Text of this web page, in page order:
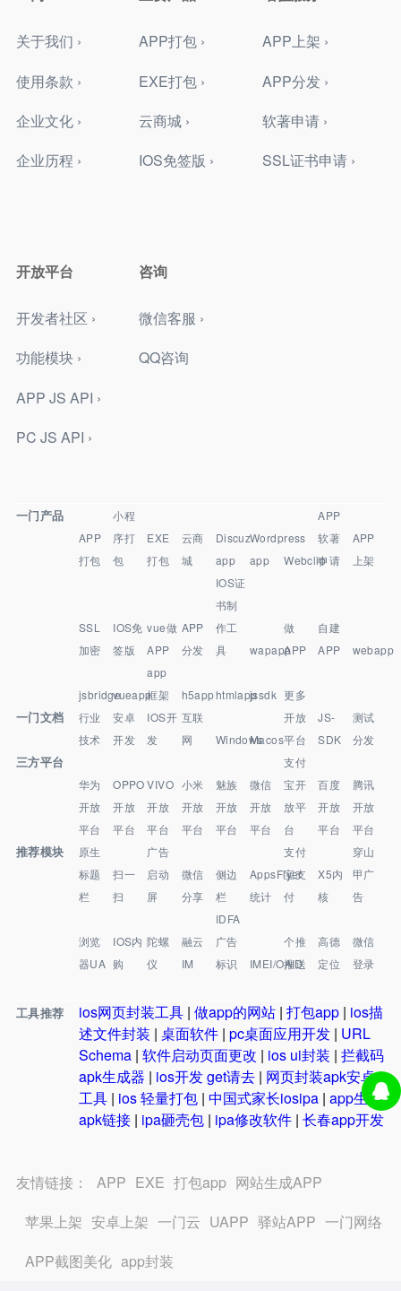
关于我们 ›
使用条款 ›
企业文化 ›
企业历程 ›
APP打包 ›
EXE打包 ›
云商城 ›
IOS免签版 ›
APP上架 ›
APP分发 ›
软著申请 ›
SSL证书申请 ›
开放平台
开发者社区 ›
功能模块 ›
APP JS API ›
PC JS API ›
咨询
微信客服 ›
QQ咨询
一门产品
APP
打包
小程
序打
包
EXE
打包
云商
城
Discuz
app
Wordpress
app
Webclip
APP
软著
申请
APP
上架
SSL
加密
IOS免
签版
vue做
APP
APP
分发
IOS证
书制
作工
具
wapapp
做
APP
自建
APP
webapp
jsbridgevueapp
app
框架
h5apphtmlappjssdk 更多
一门文档
行业
技术
安卓
开发
IOS开
发
互联
网
WindowsMacos
开放
平台
JS-
SDK
测试
分发
三方平台
华为
开放
平台
OPPO
开放
平台
VIVO
开放
平台
小米
开放
平台
魅族
开放
平台
微信
开放
平台
支付
宝开
放平
台
百度
开放
平台
腾讯
开放
平台
推荐模块
原生
标题
栏
扫一
扫
广告
启动
屏
微信
分享
侧边
栏
AppsFlyer
统计
支付
宝支
付
X5内
核
穿山
甲广
告
浏览
器UA
IOS内
购
陀螺
仪
融云
IM
IDFA
广告
标识
IMEI/OAID
个推
推送
高德
定位
微信
登录
工具推荐 ios网页封装工具 | 做app的网站 | 打包app | ios描
述文件封装 | 桌面软件 | pc桌面应用开发 | URL
Schema | 软件启动页面更改 | ios ui封装 | 拦截码
apk生成器 | ios开发 get请去 | 网页封装apk安卓
工具 | ios 轻量打包 | 中国式家长iosipa | app生成
apk链接 | ipa砸壳包 | ipa修改软件 | 长春app开发
友情链接： APP EXE 打包app 网站生成APP
苹果上架 安卓上架 一门云 UAPP 驿站APP 一门网络
APP截图美化 app封装